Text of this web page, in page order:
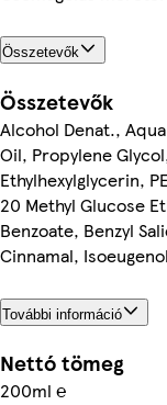
Összetevők
Összetevők
Alcohol Denat.,
Oil, Propylene
Ethylhexylglycerin,
20 Methyl Glucose
Benzoate, Benzyl
Cinnamal,
További információ
Nettó tömeg
200ml ℮